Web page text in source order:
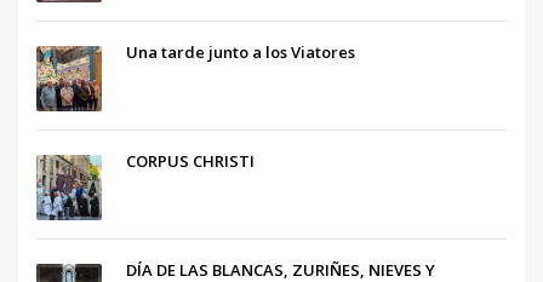
Una tarde junto a los Viatores
CORPUS CHRISTI
DÍA DE LAS BLANCAS, ZURIÑES, NIEVES Y